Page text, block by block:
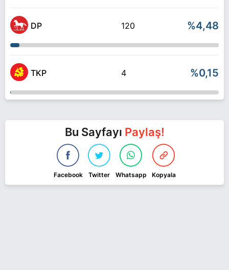
DP 120 %4,48
TKP 4 %0,15
Bu Sayfayı Paylaş!
Facebook Twitter Whatsapp Kopyala